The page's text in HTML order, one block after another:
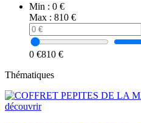
Min : 0 €
Max : 810 €
0 €810 €
Thématiques
découvrir